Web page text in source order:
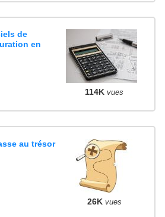
de
en
114K vues
au trésor
26K vues